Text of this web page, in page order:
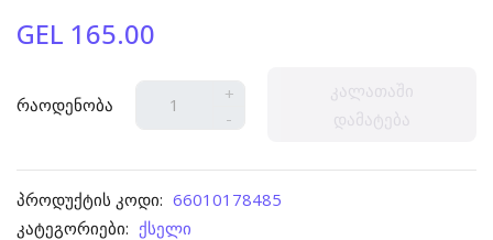
GEL 165.00
რაოდენობა
+
-
კალათაში
დამატება
პროდუქტის კოდი: 66010178485
კატეგორიები: ქსელი